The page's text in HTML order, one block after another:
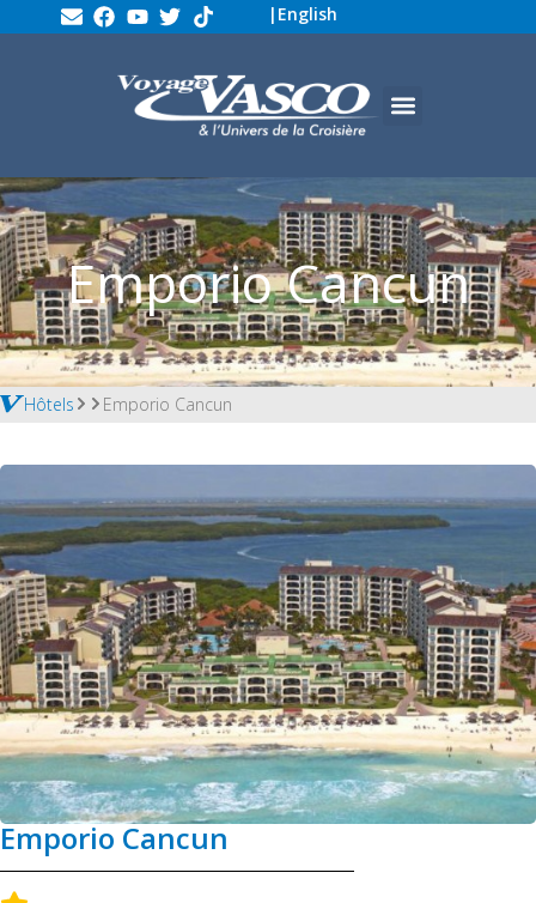
| English
Emporio Cancun
Hôtels Emporio Cancun
Emporio Cancun